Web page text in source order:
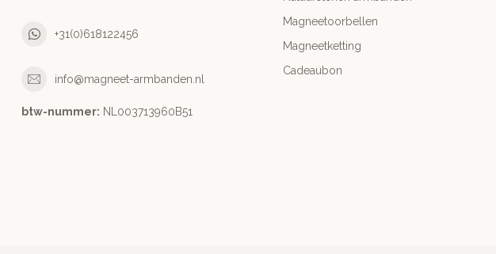
+31(0)618122456
info@magneet-armbanden.nl
btw-nummer: NL003713960B51
Magneetoorbellen
Magneetketting
Cadeaubon